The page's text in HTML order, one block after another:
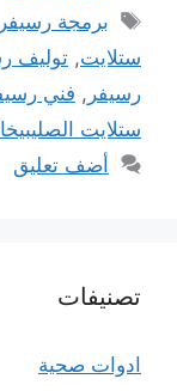
الوسوم
برمجة رسيفر
ستلايت, توليف
رسيفر , فني
ستلايت
أضف تعليق
تصنيفات
ادوات صحية